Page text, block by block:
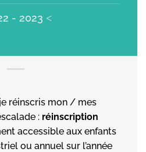
- 2023 ˂
réinscris mon / mes
: réinscription
accessible aux enfants
ou annuel sur l’année